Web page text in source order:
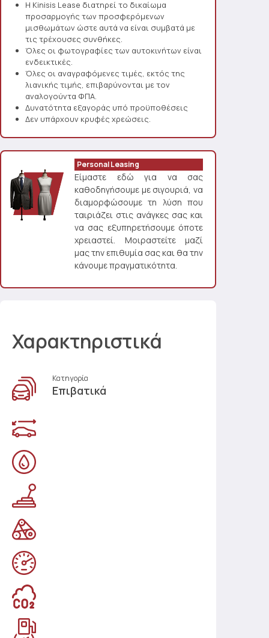
Η Kinisis Lease διατηρεί το δικαίωμα
προσαρμογής των προσφερόμενων
μισθωμάτων ώστε αυτά να είναι συμβατά με
τις τρέχουσες συνθήκες.
Όλες οι φωτογραφίες των αυτοκινήτων είναι
ενδεικτικές.
Όλες οι αναγραφόμενες τιμές, εκτός της
λιανικής τιμής, επιβαρύνονται με τον
αναλογούντα ΦΠΑ.
Δυνατότητα εξαγοράς υπό προϋποθέσεις
Δεν υπάρχουν κρυφές χρεώσεις.
Personal Leasing
Είμαστε εδώ για να σας
καθοδηγήσουμε με σιγουριά, να
διαμορφώσουμε τη λύση που
ταιριάζει στις ανάγκες σας και
να σας εξυπηρετήσουμε όποτε
χρειαστεί. Μοιραστείτε μαζί
μας την επιθυμία σας και θα την
κάνουμε πραγματικότητα.
Χαρακτηριστικά
Κατηγορία
Επιβατικά